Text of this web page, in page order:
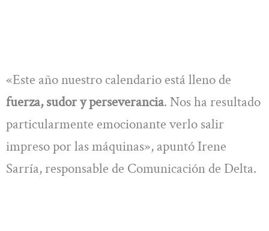
«Este año nuestro calendario está lleno de
fuerza, sudor y perseverancia. Nos ha resultado
particularmente emocionante verlo salir
impreso por las máquinas», apuntó Irene
Sarría, responsable de Comunicación de Delta.